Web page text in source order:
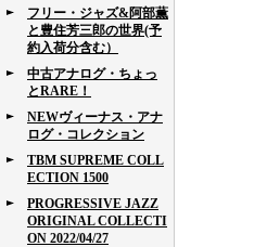
フリー・ジャズ&阿部薫
と豊住芳三郎の世界(予
約入荷分含む）
中古アナログ・ちょっ
とRARE！
NEWヴィーナス・アナ
ログ・コレクション
TBM SUPREME COLL
ECTION 1500
PROGRESSIVE JAZZ
ORIGINAL COLLECTI
ON 2022/04/27